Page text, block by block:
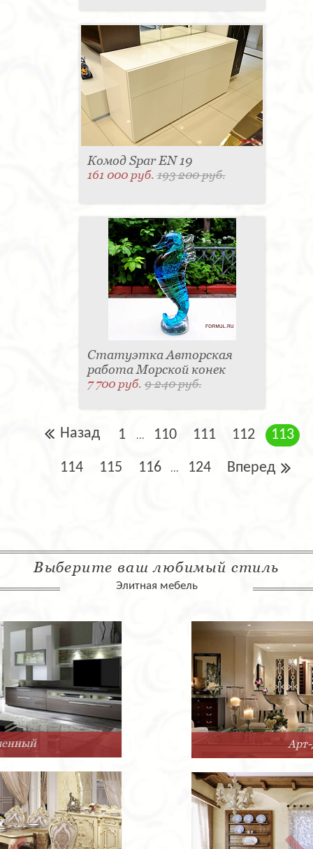
Комод Spar EN 19
161 000 руб.193 200 руб.
Статуэтка Авторская
работа Морской конек
7 700 руб.9 240 руб.
Назад 1 ... 110 111 112 113
114 115 116 ... 124 Вперед
Выберите ваш любимый стиль
Элитная мебель